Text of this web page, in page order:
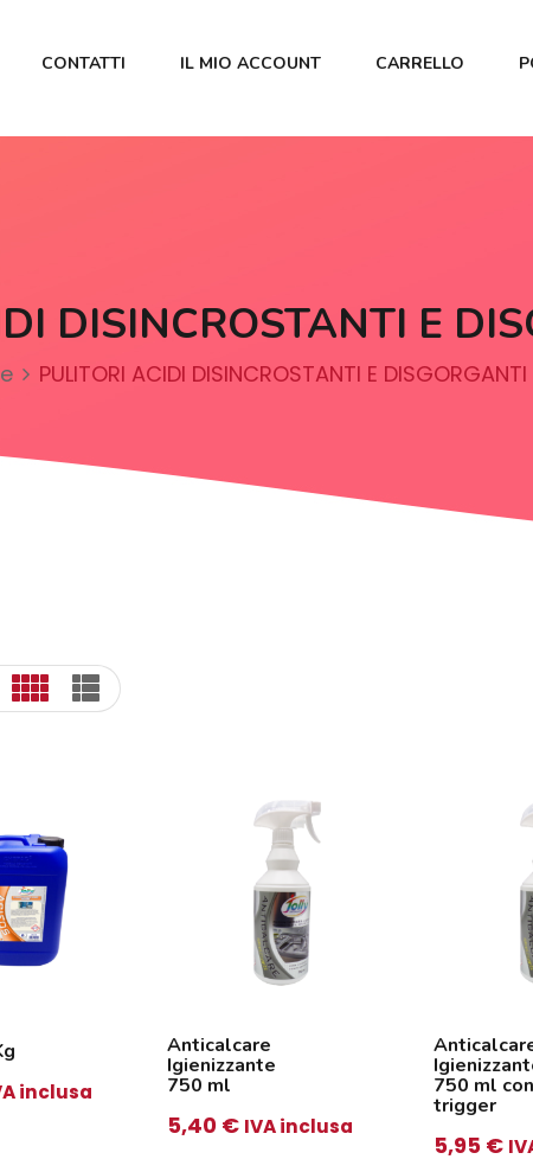
CONTATTI IL MIO ACCOUNT CARRELLO
DISINCROSTANTI E
PULITORI ACIDI DISINCROSTANTI E DISGORGANTI
inclusa
Anticalcare
Igienizzante
750 ml
5,40 € IVA inclusa
750 ml con
trigger
5,95 €